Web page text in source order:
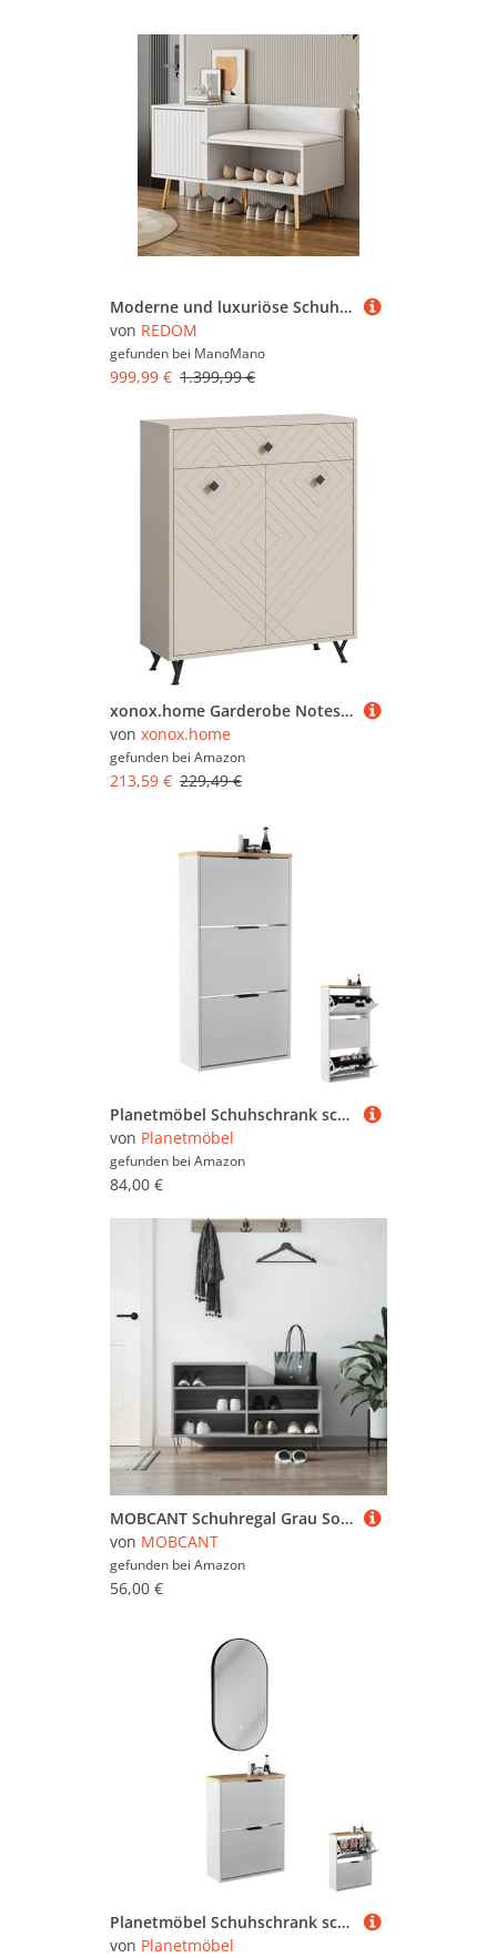
Moderne und luxuriöse Schuhkommode in Weiß mit Stauraum, gepolsterter Sitzbank und Rückenlehne - Schuhregal mit Griffen und Metallbeinen - Perfekt
von REDOM
gefunden bei ManoMano
999,99 € 1.399,99 €
xonox.home Garderobe Notes Schuhkommode Schuhschrank Kommode Highboard Stauraumschrank Front sandbeige melamin Korpus sandbeige matt MDF Tiefzieh, ca. 80x100x35 cm
von xonox.home
gefunden bei Amazon
213,59 € 229,49 €
Planetmöbel Schuhschrank schmal mit 3 Klappen platzsparender Schuhregal mit 6 Ablagen, Schuhkommode für Diele, Flur, Garderobe 60 x 23 x 118 cm, weiß grau
von Planetmöbel
gefunden bei Amazon
84,00 €
MOBCANT Schuhregal Grau Sonoma 102x36x60 cm Holzwerkstoff, Schuhschrank Schuhkommode Shoe Rack Schuhaufbewahrung Geeignet für Garderobe Wohnzimmer Schlafzimmer Hotel
von MOBCANT
gefunden bei Amazon
56,00 €
Planetmöbel Schuhschrank schmal inkl. ovaler Spiegel mit Beleuchtung (3 Lichtstufen), Schuhkommode mit 2 Klappen Schuhregal mit 4 Ablagen, Garderobe Set, 60 x 23 x 80,5 cm, weiß grau
von Planetmöbel